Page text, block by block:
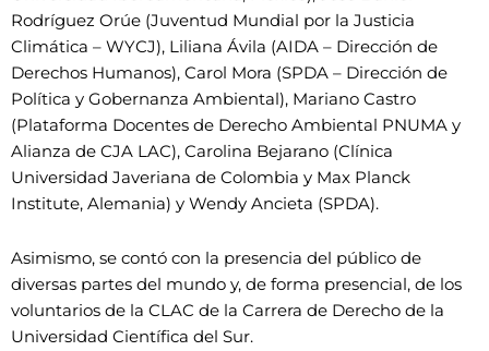
Rodríguez Orúe (Juventud Mundial por la Justicia
Climática – WYCJ), Liliana Ávila (AIDA – Dirección de
Derechos Humanos), Carol Mora (SPDA – Dirección de
Política y Gobernanza Ambiental), Mariano Castro
(Plataforma Docentes de Derecho Ambiental PNUMA y
Alianza de CJA LAC), Carolina Bejarano (Clínica
Universidad Javeriana de Colombia y Max Planck
Institute, Alemania) y Wendy Ancieta (SPDA).
Asimismo, se contó con la presencia del público de
diversas partes del mundo y, de forma presencial, de los
voluntarios de la CLAC de la Carrera de Derecho de la
Universidad Científica del Sur.